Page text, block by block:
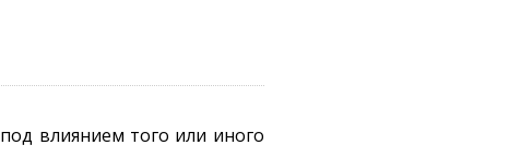
под влиянием того или иного